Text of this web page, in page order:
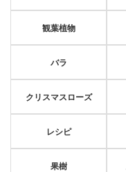
観葉植物
バラ
クリスマスローズ
レシピ
果樹